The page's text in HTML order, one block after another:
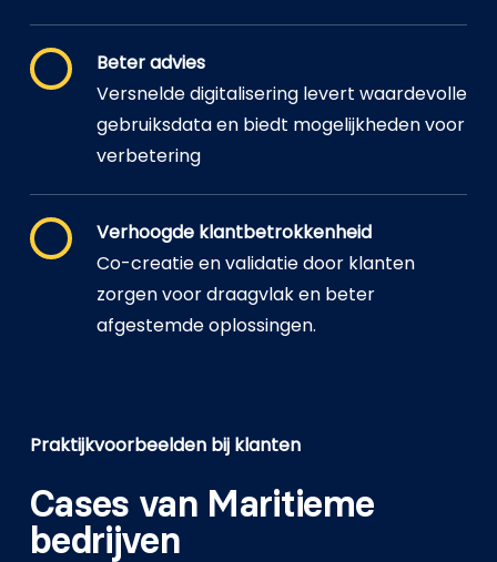
Beter advies
Versnelde digitalisering levert waardevolle
gebruiksdata en biedt mogelijkheden voor
verbetering
Verhoogde klantbetrokkenheid
Co-creatie en validatie door klanten
zorgen voor draagvlak en beter
afgestemde oplossingen.
Praktijkvoorbeelden bij klanten
Cases van Maritieme
bedrijven